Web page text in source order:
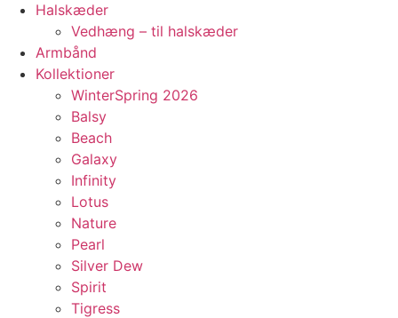
Halskæder
Vedhæng – til halskæder
Armbånd
Kollektioner
WinterSpring 2026
Balsy
Beach
Galaxy
Infinity
Lotus
Nature
Pearl
Silver Dew
Spirit
Tigress